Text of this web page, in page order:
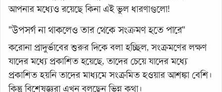
আপনার মধ্যেও রয়েছে কিনা এই ভুল ধারণাগুলো!
"উপসর্গ না থাকলেও তার থেকে সংক্রমণ হতে পারে"
করোনা প্রাদুর্ভাবের শুরুর দিকে বলা হচ্ছিল, সংক্রমণের লক্ষণ
যাদের মধ্যে প্রকাশিত হয়েছে, তাদের চেয়ে যাদের মধ্যে
প্রকাশিত হয়নি তাদের মাধ্যমে সংক্রমিত হওয়ার আশঙ্কা বেশি।
কিন্তু বিশেষজ্ঞরা এখন বলছেন ভিন্ন কথা।